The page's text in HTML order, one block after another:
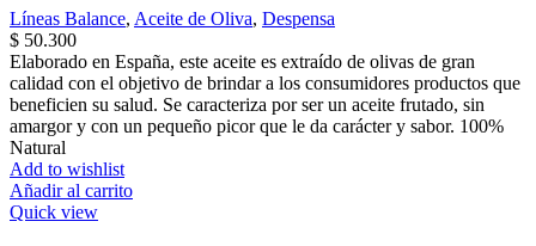
Líneas Balance, Aceite de Oliva, Despensa
$ 50.300
Elaborado en España, este aceite es extraído de olivas de gran
calidad con el objetivo de brindar a los consumidores productos que
beneficien su salud. Se caracteriza por ser un aceite frutado, sin
amargor y con un pequeño picor que le da carácter y sabor. 100%
Natural
Add to wishlist
Añadir al carrito
Quick view